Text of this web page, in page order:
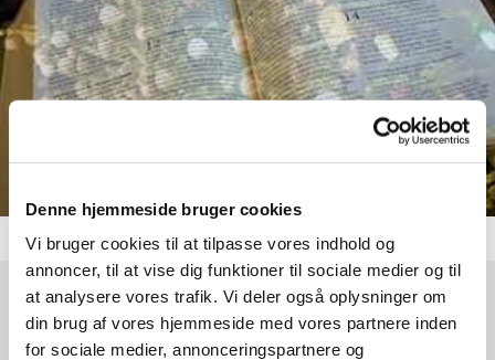
Denne hjemmeside bruger cookies
Vi bruger cookies til at tilpasse vores indhold og
annoncer, til at vise dig funktioner til sociale medier og til
at analysere vores trafik. Vi deler også oplysninger om
din brug af vores hjemmeside med vores partnere inden
for sociale medier, annonceringspartnere og
Torsdag 12. december 2024, kl. 19:00